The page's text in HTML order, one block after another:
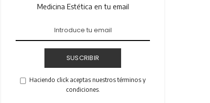
Medicina Estética en tu email
SUSCRIBIR
Haciendo click aceptas nuestros términos y
condiciones.